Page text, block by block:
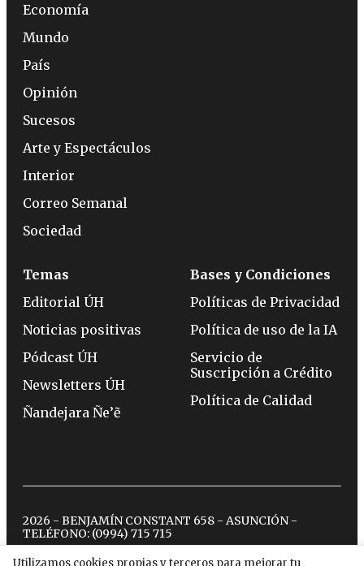
Utilizamos cookies propias y terceros para mejorar tu
Economía
Mundo
País
Opinión
Sucesos
Arte y Espectáculos
Interior
Correo Semanal
Sociedad
Temas
Editorial ÚH
Noticias positivas
Pódcast ÚH
Newsletters ÚH
Ñandejara Ñe’ẽ
Bases y Condiciones
Políticas de Privacidad
Política de uso de la IA
Servicio de
Suscripción a Crédito
Política de Calidad
2026 - BENJAMÍN CONSTANT 658 - ASUNCIÓN -
TELÉFONO: (0994) 715 715